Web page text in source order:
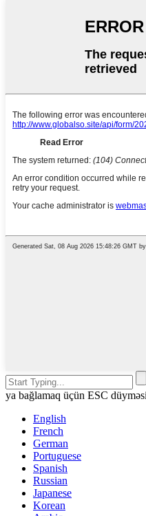
ya bağlamaq üçün ESC
English
French
German
Portuguese
Spanish
Russian
Japanese
Korean